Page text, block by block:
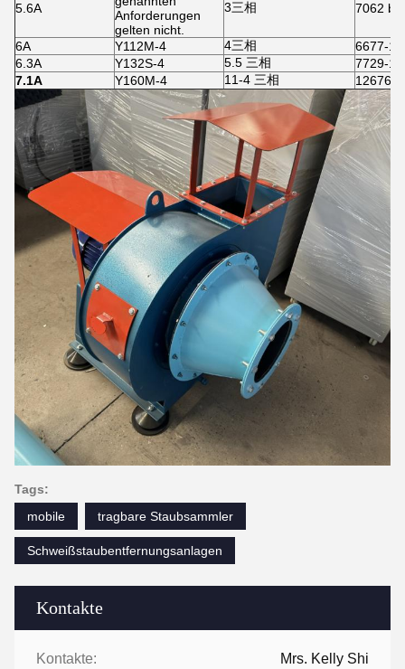
Kontakte
Kontakte: Mrs. Kelly Shi
5.6A
Anforderungen
gelten nicht.
3三相 7062
6A Y112M-4 4三相
6677-
6.3A
Y132S-4 5.5 三相
7729-
7.1A
Y160M-4 11-4 三相 12676
Tags:
mobile
tragbare Staubsammler
Schweißstaubentfernungsanlagen